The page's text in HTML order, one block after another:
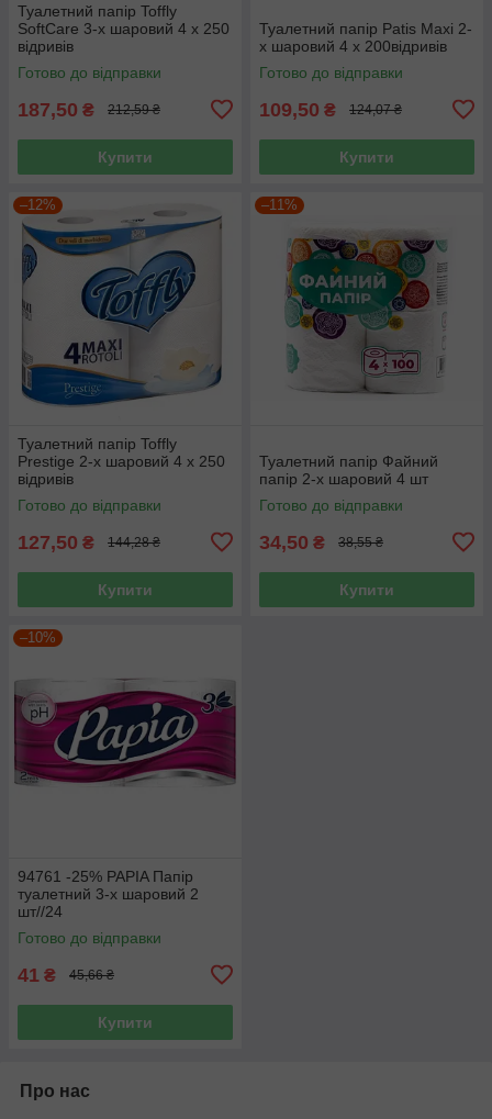
Туалетний папір Toffly
SoftCare 3-х шаровий 4 х 250
відривів
Готово до відправки
187,50 ₴ 212,59 ₴
Купити
Туалетний папір Patis Maxi 2-
х шаровий 4 х 200відривів
Готово до відправки
109,50 ₴ 124,07 ₴
Купити
–12%
Туалетний папір Toffly
Prestige 2-х шаровий 4 х 250
відривів
Готово до відправки
127,50 ₴ 144,28 ₴
Купити
–11%
Туалетний папір Файний
папір 2-х шаровий 4 шт
Готово до відправки
34,50 ₴ 38,55 ₴
Купити
–10%
94761 -25% PAPIA Папiр
туалетний 3-х шаровий 2
шт//24
Готово до відправки
41 ₴ 45,66 ₴
Купити
Про нас